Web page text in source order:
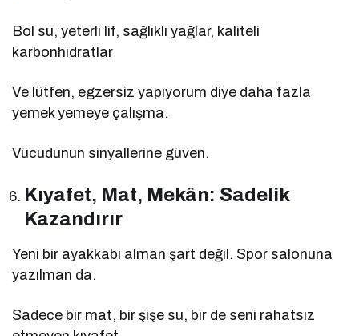
Bol su, yeterli lif, sağlıklı yağlar, kaliteli
karbonhidratlar
Ve lütfen, egzersiz yapıyorum diye daha fazla
yemek yemeye çalışma.
Vücudunun sinyallerine güven.
Kıyafet, Mat, Mekân: Sadelik
Kazandırır
Yeni bir ayakkabı alman şart değil. Spor salonuna
yazılman da.
Sadece bir mat, bir şişe su, bir de seni rahatsız